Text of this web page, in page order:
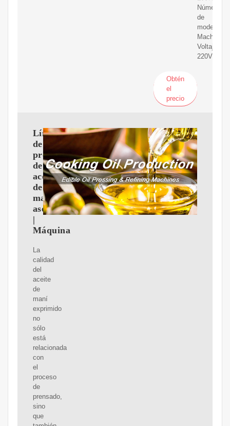
Número
de
modelo:
Mach;
Voltaje:
220V/
Obtén
el
precio
Línea
de
producción
de
aceite
de
maní
asequible
|
Máquina
La
calidad
del
aceite
de
maní
exprimido
no
sólo
está
relacionada
con
el
proceso
de
prensado,
sino
que